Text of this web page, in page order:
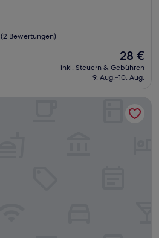
(2 Bewertungen)
Der
Preis
beträgt
28 €
inkl. Steuern & Gebühren
9. Aug.–10. Aug.